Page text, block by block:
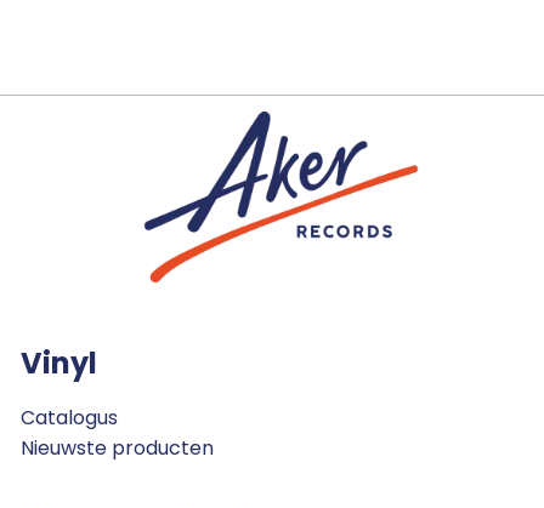
Vinyl
Catalogus
Nieuwste producten